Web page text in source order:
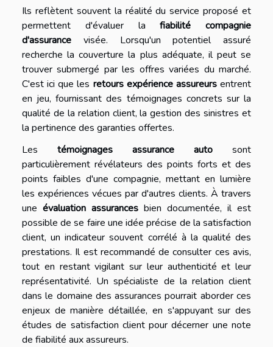
Ils reflètent souvent la réalité du service proposé et
permettent d'évaluer lafiabilité compagnie
d'assurance visée. Lorsqu'un potentiel assuré
recherche la couverture la plus adéquate, il peut se
trouver submergé par les offres variées du marché.
C'est ici que les retours expérience assureursentrent
en jeu, fournissant des témoignages concrets sur la
qualité de la relation client, la gestion des sinistres et
la pertinence des garanties offertes.
Les témoignages assurance auto sont
particulièrement révélateurs des points forts et des
points faibles d'une compagnie, mettant en lumière
les expériences vécues par d'autres clients. À travers
une évaluation assurances bien documentée, il est
possible de se faire une idée précise de la satisfaction
client, un indicateur souvent corrélé à la qualité des
prestations. Il est recommandé de consulter ces avis,
tout en restant vigilant sur leur authenticité et leur
représentativité. Un spécialiste de la relation client
dans le domaine des assurances pourrait aborder ces
enjeux de manière détaillée, en s'appuyant sur des
études de satisfaction client pour décerner une note
de fiabilité aux assureurs.